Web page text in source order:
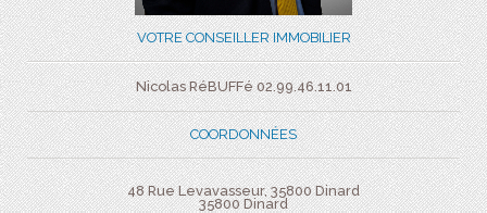
VOTRE CONSEILLER IMMOBILIER
Nicolas RéBUFFé 02.99.46.11.01
COORDONNÉES
48 Rue Levavasseur, 35800 Dinard
35800 Dinard